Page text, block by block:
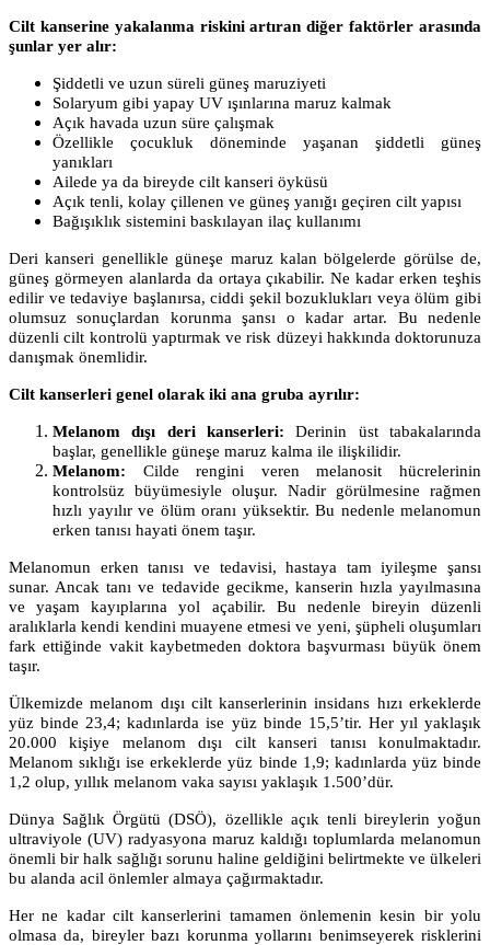
Cilt kanserine yakalanma riskini artıran diğer faktörler arasında
şunlar yer alır:
Şiddetli ve uzun süreli güneş maruziyeti
Solaryum gibi yapay UV ışınlarına maruz kalmak
Açık havada uzun süre çalışmak
Özellikle çocukluk döneminde yaşanan şiddetli güneş
yanıkları
Ailede ya da bireyde cilt kanseri öyküsü
Açık tenli, kolay çillenen ve güneş yanığı geçiren cilt yapısı
Bağışıklık sistemini baskılayan ilaç kullanımı
Deri kanseri genellikle güneşe maruz kalan bölgelerde görülse de,
güneş görmeyen alanlarda da ortaya çıkabilir. Ne kadar erken teşhis
edilir ve tedaviye başlanırsa, ciddi şekil bozuklukları veya ölüm gibi
olumsuz sonuçlardan korunma şansı o kadar artar. Bu nedenle
düzenli cilt kontrolü yaptırmak ve risk düzeyi hakkında doktorunuza
danışmak önemlidir.
Cilt kanserleri genel olarak iki ana gruba ayrılır:
Melanom dışı deri kanserleri: Derinin üst tabakalarında
başlar, genellikle güneşe maruz kalma ile ilişkilidir.
Melanom: Cilde rengini veren melanosit hücrelerinin
kontrolsüz büyümesiyle oluşur. Nadir görülmesine rağmen
hızlı yayılır ve ölüm oranı yüksektir. Bu nedenle melanomun
erken tanısı hayati önem taşır.
Melanomun erken tanısı ve tedavisi, hastaya tam iyileşme şansı
sunar. Ancak tanı ve tedavide gecikme, kanserin hızla yayılmasına
ve yaşam kayıplarına yol açabilir. Bu nedenle bireyin düzenli
aralıklarla kendi kendini muayene etmesi ve yeni, şüpheli oluşumları
fark ettiğinde vakit kaybetmeden doktora başvurması büyük önem
taşır.
Ülkemizde melanom dışı cilt kanserlerinin insidans hızı erkeklerde
yüz binde 23,4; kadınlarda ise yüz binde 15,5’tir. Her yıl yaklaşık
20.000 kişiye melanom dışı cilt kanseri tanısı konulmaktadır.
Melanom sıklığı ise erkeklerde yüz binde 1,9; kadınlarda yüz binde
1,2 olup, yıllık melanom vaka sayısı yaklaşık 1.500’dür.
Dünya Sağlık Örgütü (DSÖ), özellikle açık tenli bireylerin yoğun
ultraviyole (UV) radyasyona maruz kaldığı toplumlarda melanomun
önemli bir halk sağlığı sorunu haline geldiğini belirtmekte ve ülkeleri
bu alanda acil önlemler almaya çağırmaktadır.
Her ne kadar cilt kanserlerini tamamen önlemenin kesin bir yolu
olmasa da, bireyler bazı korunma yollarını benimseyerek risklerini